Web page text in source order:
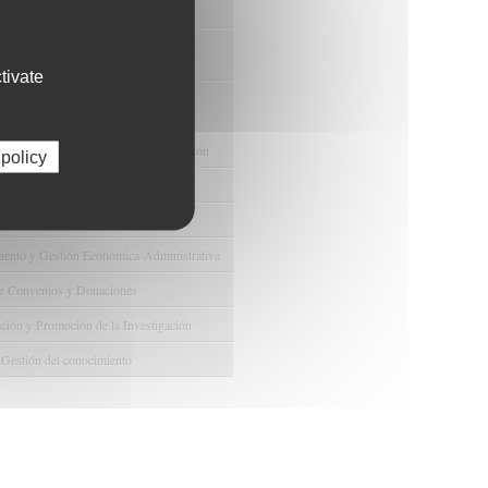
Ayudas y Oportunidad de Financiación
y Gestión Económica-Administrativa
Convenios y Donaciones
y Promoción de la Investigación
del conocimiento